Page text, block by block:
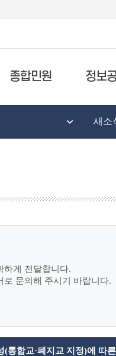
종합민원 정보
새소
하게 전달합니다.
로 문의해 주시기 바랍니다.
통합교·폐지교 지정)에 따